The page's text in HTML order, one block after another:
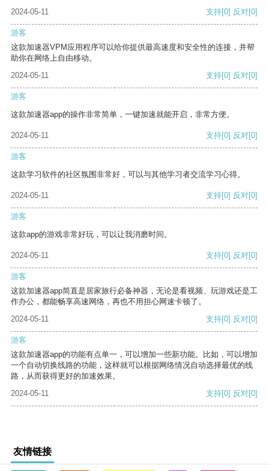
2024-05-11
支持[0] 反对[0]
游客
这款加速器VPM应用程序可以给你提供最高速度和安全性的连接，并帮
助你在网络上自由移动。
2024-05-11
支持[0] 反对[0]
游客
这款加速器app的操作非常简单，一键加速就能开启，非常方便。
2024-05-11 支持[0] 反对[0]
游客
这款学习软件的社区氛围非常好，可以与其他学习者交流学习心得。
2024-05-11 支持[0] 反对[0]
游客
这款app的游戏非常好玩，可以让我消磨时间。
2024-05-11 支持[0] 反对[0]
游客
这款加速器app简直是居家旅行必备神器，无论是看视频、玩游戏还是工
作办公，都能畅享高速网络，再也不用担心网速卡顿了。
2024-05-11
支持[0] 反对[0]
游客
这款加速器app的功能有点单一，可以增加一些新功能。比如，可以增加
一个自动切换线路的功能，这样就可以根据网络情况自动选择最优的线
路，从而获得更好的加速效果。
2024-05-11
支持[0] 反对[0]
友情链接